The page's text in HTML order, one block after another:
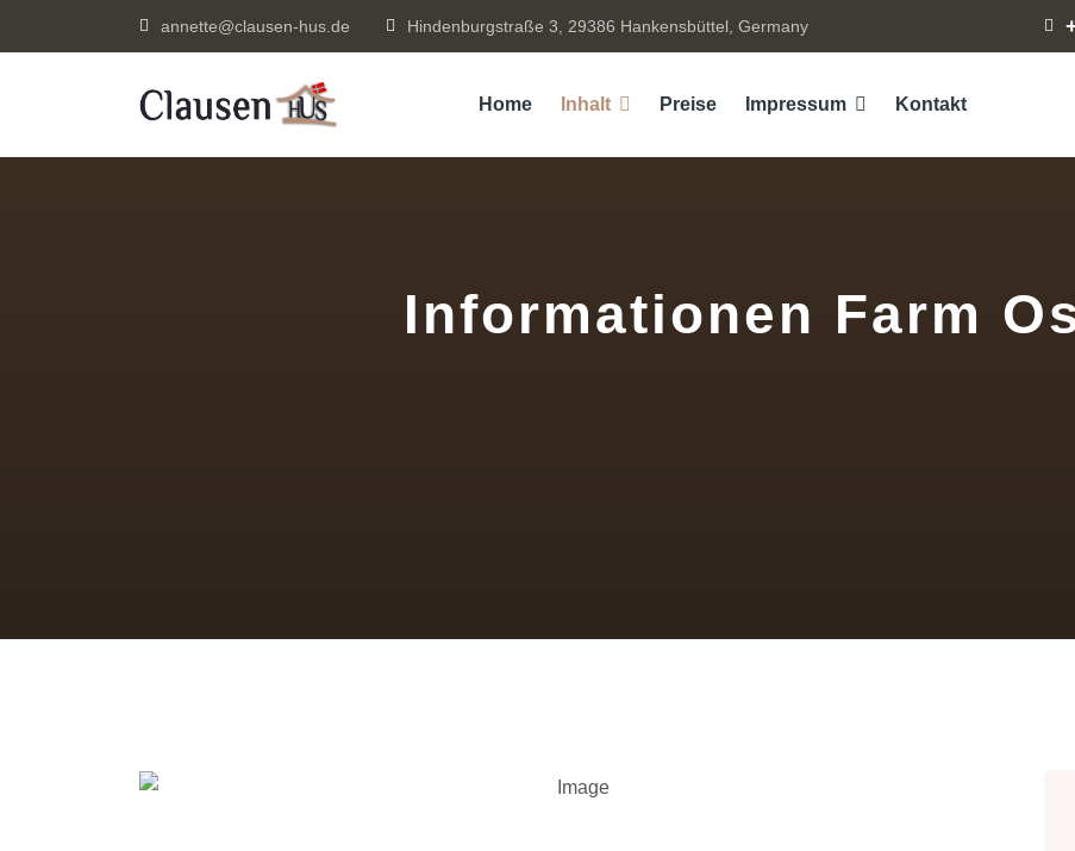
annette@clausen-hus.de Hindenburgstraße 3, 29386 Hankensbüttel, Germany
Home Inhalt Preise Impressum Kontakt
Informationen Farm